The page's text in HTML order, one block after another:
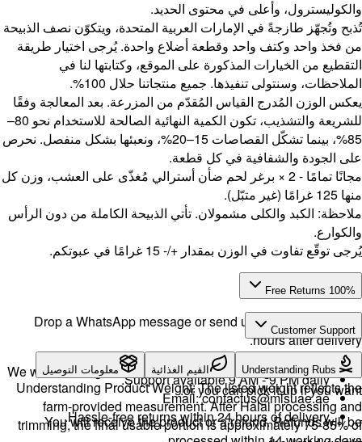
نصف الذبيحة
طريقة
في
وفقًا
للشريعة والتشذيب، تكون الكمية النهائية الصالحة للاستخدام نحو 80–
ونعبئها بشكل منفصل. نحرص
العشب، وزن كل
دون الرأس
Drop
We will
You
farm-
trimming,